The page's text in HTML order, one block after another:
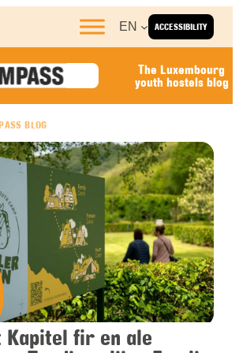
ACCESSIBILITY
EN
The Luxembourg
youth hostels blog
BLOG
Kapitel fir en ale